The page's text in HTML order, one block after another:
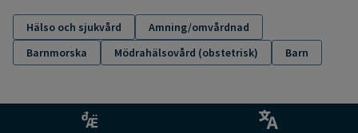
Hälso och sjukvård
Amning/omvårdnad
Barnmorska
Mödrahälsovård (obstetrisk) Barn